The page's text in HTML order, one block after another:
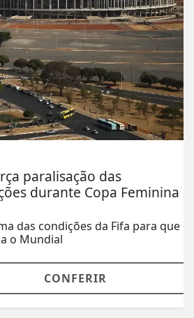
das
Copa Feminina em
condições da Fifa para que o
CONFERIR